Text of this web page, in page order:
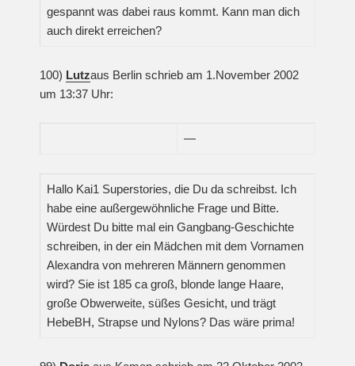
gespannt was dabei raus kommt. Kann man dich
auch direkt erreichen?
100) Lutzaus Berlin schrieb am 1.November 2002
um 13:37 Uhr:
—
Hallo Kai1 Superstories, die Du da schreibst. Ich
habe eine außergewöhnliche Frage und Bitte.
Würdest Du bitte mal ein Gangbang-Geschichte
schreiben, in der ein Mädchen mit dem Vornamen
Alexandra von mehreren Männern genommen
wird? Sie ist 185 ca groß, blonde lange Haare,
große Obwerweite, süßes Gesicht, und trägt
HebeBH, Strapse und Nylons? Das wäre prima!